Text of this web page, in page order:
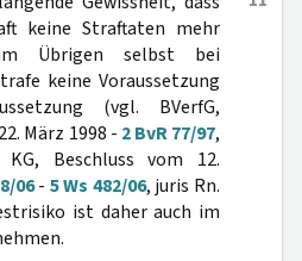
keine Straftaten mehr
Übrigen selbst bei
keine Voraussetzung
(vgl. BVerfG,
März 1998 - 2 BvR 77/97,
Beschluss vom 12.
06- 5 Ws 482/06, juris Rn.
ist daher auch im